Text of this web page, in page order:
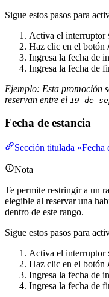
Sigue estos pasos para
Activa el interruptor
Haz clic en el botón
Ingresa la fecha de
Ingresa la fecha de
Ejemplo: Esta promoción
reservan entre el 19 de
Fecha de estancia
Sección titulada «Fecha
Nota
Te permite restringir a un
elegible al reservar una
dentro de este rango.
Sigue estos pasos para
Activa el interruptor
Haz clic en el botón
Ingresa la fecha de
Ingresa la fecha de